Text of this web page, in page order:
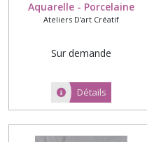
Aquarelle - Porcelaine
Froide
Ateliers D'art Créatif
Sur demande
Détails